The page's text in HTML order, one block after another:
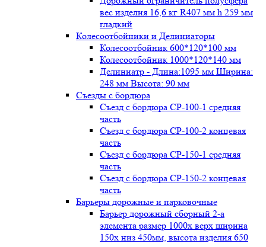
вес изделия 16,6 кг R407 мм h 259 мм
гладкий
Колесоотбойники и Делиниаторы
Колесоотбойник 600*120*100 мм
Колесоотбойник 1000*120*140 мм
Делиниатр - Длина:1095 мм Ширина:
248 мм Высота: 90 мм
Съезды с бордюра
Съезд с бордюра СР-100-1 средняя
часть
Съезд с бордюра СР-100-2 концевая
часть
Съезд с бордюра СР-150-1 средняя
часть
Съезд с бордюра СР-150-2 концевая
часть
Барьеры дорожные и парковочные
Барьер дорожный сборный 2-а
элемента размер 1000x верх ширина
150x низ 450мм, высота изделия 650